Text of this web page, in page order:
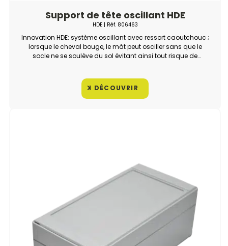
Support de tête oscillant HDE
HDE| Réf. 806463
Innovation HDE: système oscillant avec ressort caoutchouc ;
lorsque le cheval bouge, le mât peut osciller sans que le
socle ne se soulève du sol évitant ainsi tout risque de
praticien durant l'intervention.
DÉCOUVRIR